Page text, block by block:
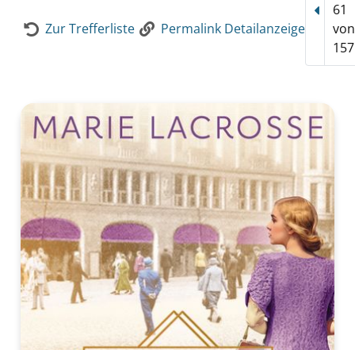
Zur Trefferliste Permalink Detailanzeige
61
von
157